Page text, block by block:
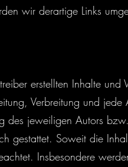
wir derartige Links
erstellten Inhalte
Verbreitung und
des jeweiligen Autors
gestattet. Soweit die
Insbesondere